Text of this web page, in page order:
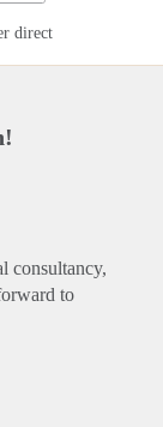
direct
consultancy,
to